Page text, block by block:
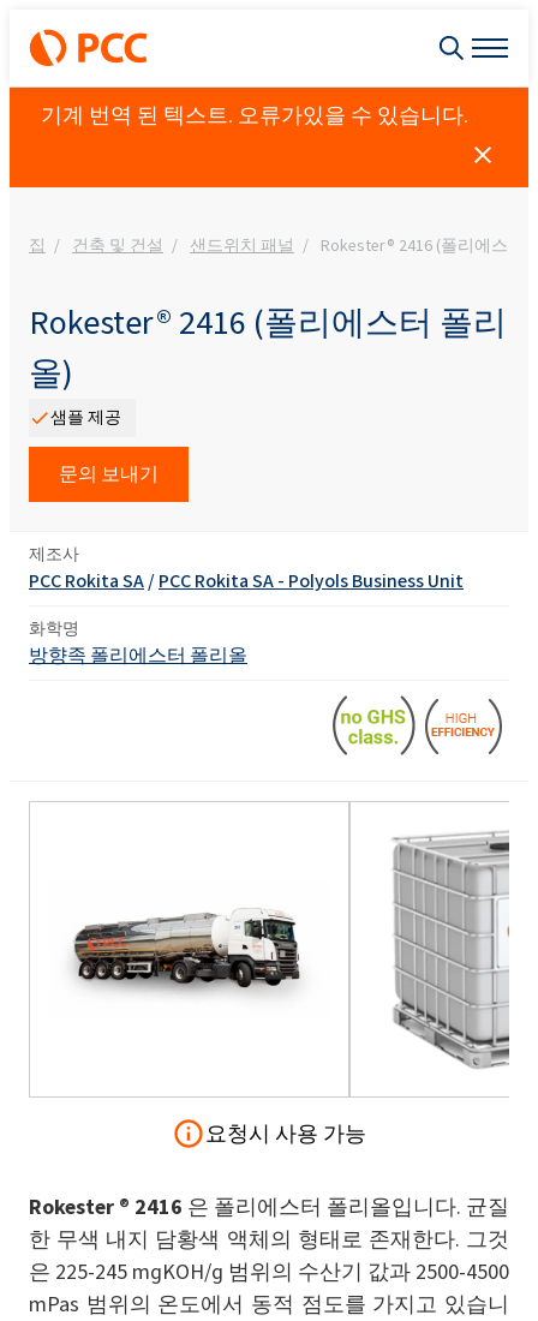
기계 번역 된 텍스트. 오류가있을 수 있습니다.
집 건축 및 건설 샌드위치 패널 Rokester® 2416 (폴리에스터
Rokester® 2416 (폴리에스터 폴리
올)
샘플 제공
문의 보내기
제조사
PCC Rokita SA/PCC Rokita SA - Polyols Business Unit
화학명
방향족 폴리에스터 폴리올
요청시 사용 가능
Rokester ® 2416 은 폴리에스터 폴리올입니다. 균질
한 무색 내지 담황색 액체의 형태로 존재한다. 그것
은 225-245 mgKOH/g 범위의 수산기 값과 2500-4500
mPas 범위의 온도에서 동적 점도를 가지고 있습니